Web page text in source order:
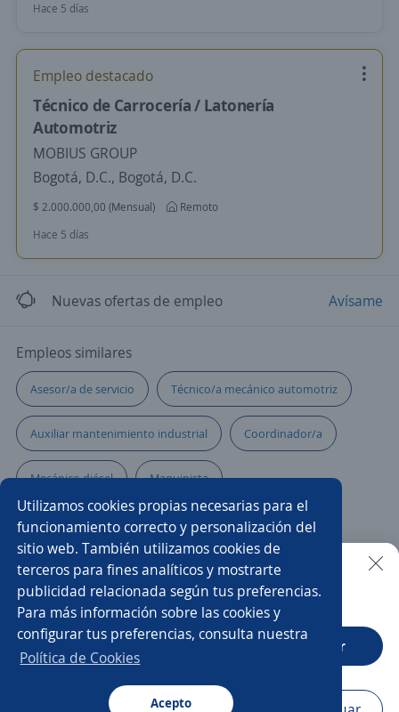
Utilizamos cookies propias necesarias para el
funcionamiento correcto y personalización del
sitio web. También utilizamos cookies de
terceros para fines analíticos y mostrarte
publicidad relacionada según tus preferencias.
Para más información sobre las cookies y
configurar tus preferencias, consulta nuestra
Política de Cookies
Acepto
Hace 5 días
Empleo destacado
Técnico de Carrocería / Latonería
Automotriz
MOBIUS GROUP
Bogotá, D.C., Bogotá, D.C.
$ 2.000.000,00 (Mensual)
Remoto
Hace 5 días
Nuevas ofertas de empleo Avísame
Empleos similares
Asesor/a de servicio Técnico/a mecánico automotriz
Auxiliar mantenimiento industrial Coordinador/a
Mecánico diésel Maquinista
Coordinador/a de mantenimiento
Técnico/a de mantenimiento Auxiliar de metalmecánica
Mecánico soldador Inspector/a
Técnico/a instalador
Mecánico general Auxiliar
Buscar es más fácil en la app
CT App Abrir